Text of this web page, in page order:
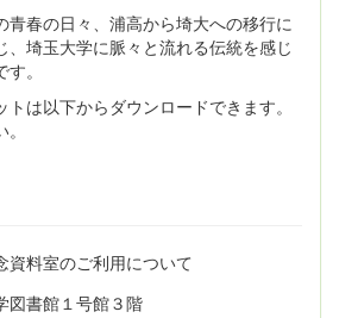
青春の日々、浦高から埼大への移行に
、埼玉大学に脈々と流れる伝統を感じ
。
は以下からダウンロードできます。
資料室のご利用について
書館１号館３階